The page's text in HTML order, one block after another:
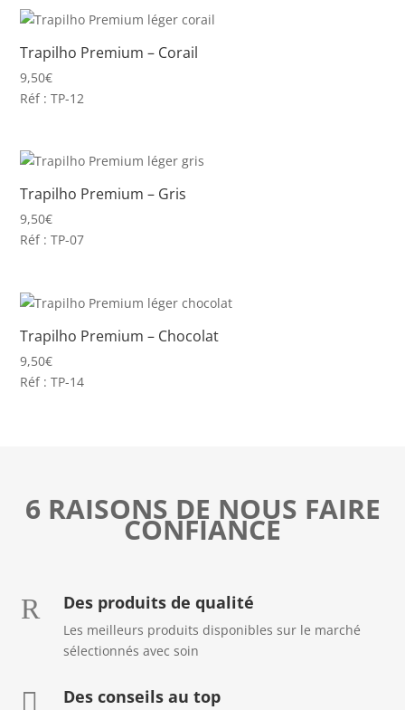
Trapilho Premium – Corail
9,50€
Réf : TP-12
Trapilho Premium – Gris
9,50€
Réf : TP-07
Trapilho Premium – Chocolat
9,50€
Réf : TP-14
6 RAISONS DE NOUS FAIRE
CONFIANCE
R Des produits de qualité
Les meilleurs produits disponibles sur le marché
sélectionnés avec soin
 Des conseils au top